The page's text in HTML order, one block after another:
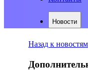
Новости
Назад к новостям